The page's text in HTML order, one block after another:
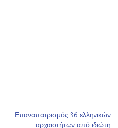
Επαναπατρισμός 86 ελληνικών
αρχαιοτήτων από ιδιώτη